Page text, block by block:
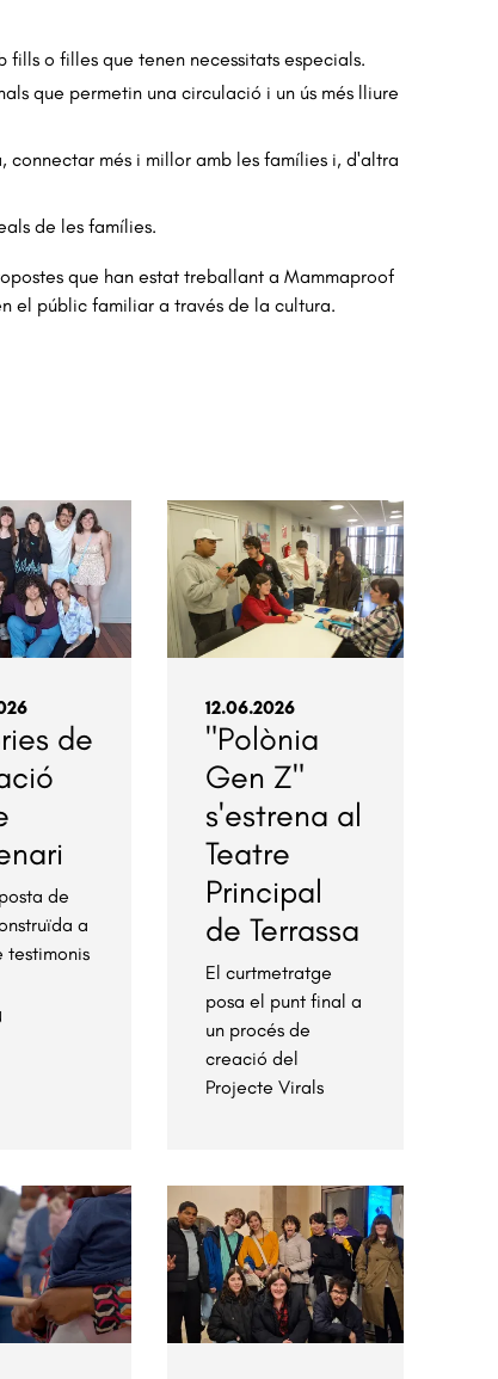
o filles que tenen necessitats especials.
que permetin una circulació i un ús més lliure
connectar més i millor amb les famílies i, d'altra
de les famílies.
que han estat treballant a Mammaproof
el públic familiar a través de la cultura.
de
de
a
testimonis
12.06.2026
"Polònia
Gen Z"
s'estrena al
Teatre
Principal
de Terrassa
El curtmetratge
posa el punt final a
un procés de
creació del
Projecte Virals